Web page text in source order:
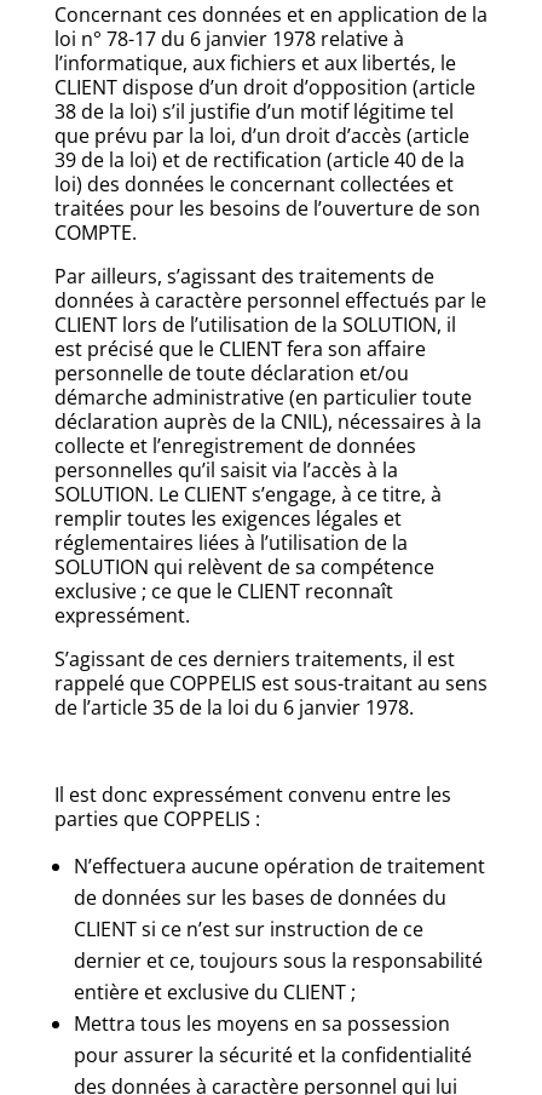
Concernant ces données et en application de la
loi n° 78-17 du 6 janvier 1978 relative à
l’informatique, aux fichiers et aux libertés, le
CLIENT dispose d’un droit d’opposition (article
38 de la loi) s’il justifie d’un motif légitime tel
que prévu par la loi, d’un droit d’accès (article
39 de la loi) et de rectification (article 40 de la
loi) des données le concernant collectées et
traitées pour les besoins de l’ouverture de son
COMPTE.
Par ailleurs, s’agissant des traitements de
données à caractère personnel effectués par le
CLIENT lors de l’utilisation de la SOLUTION, il
est précisé que le CLIENT fera son affaire
personnelle de toute déclaration et/ou
démarche administrative (en particulier toute
déclaration auprès de la CNIL), nécessaires à la
collecte et l’enregistrement de données
personnelles qu’il saisit via l’accès à la
SOLUTION. Le CLIENT s’engage, à ce titre, à
remplir toutes les exigences légales et
réglementaires liées à l’utilisation de la
SOLUTION qui relèvent de sa compétence
exclusive ; ce que le CLIENT reconnaît
expressément.
S’agissant de ces derniers traitements, il est
rappelé que COPPELIS est sous-traitant au sens
de l’article 35 de la loi du 6 janvier 1978.
Il est donc expressément convenu entre les
parties que COPPELIS :
N’effectuera aucune opération de traitement
de données sur les bases de données du
CLIENT si ce n’est sur instruction de ce
dernier et ce, toujours sous la responsabilité
entière et exclusive du CLIENT ;
Mettra tous les moyens en sa possession
pour assurer la sécurité et la confidentialité
des données à caractère personnel qui lui